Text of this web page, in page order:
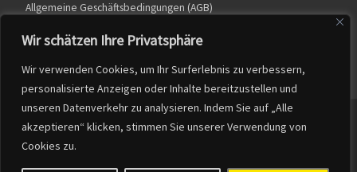
Wir schätzen Ihre Privatsphäre
Wir verwenden Cookies, um Ihr Surferlebnis zu verbessern,
personalisierte Anzeigen oder Inhalte bereitzustellen und
unseren Datenverkehr zu analysieren. Indem Sie auf „Alle
akzeptieren“ klicken, stimmen Sie unserer Verwendung von
Cookies zu.
Allgemeine Geschäftsbedingungen (AGB)
© 2026Dirk Potthast – Alle Rechte vorbehalten
Powered by